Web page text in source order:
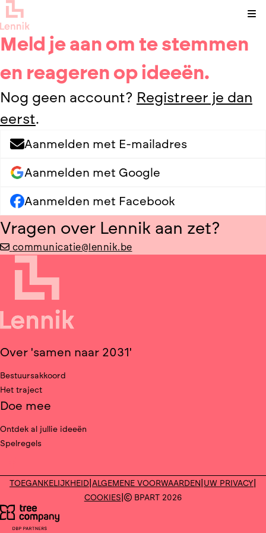
Meld je aan om te stemmen
en reageren op ideeën.
Nog geen account? Registreer je dan
eerst.
Aanmelden met E-mailadres
Aanmelden met Google
Aanmelden met Facebook
Vragen over Lennik aan zet?
communicatie@lennik.be
Over 'samen naar 2031'
Bestuursakkoord
Het traject
Doe mee
Ontdek al jullie ideeën
Spelregels
Deel op facebook
TOEGANKELIJKHEID ALGEMENE VOORWAARDEN UW PRIVACY
COOKIES BPART 2026